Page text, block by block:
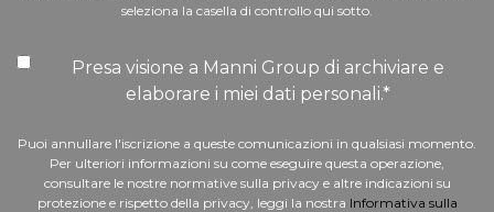
seleziona la casella di controllo qui sotto.
Presa visione a Manni Group di archiviare e
elaborare i miei dati personali.*
Puoi annullare l'iscrizione a queste comunicazioni in qualsiasi momento.
Per ulteriori informazioni su come eseguire questa operazione,
consultare le nostre normative sulla privacy e altre indicazioni su
protezione e rispetto della privacy, leggi la nostra Informativa sulla